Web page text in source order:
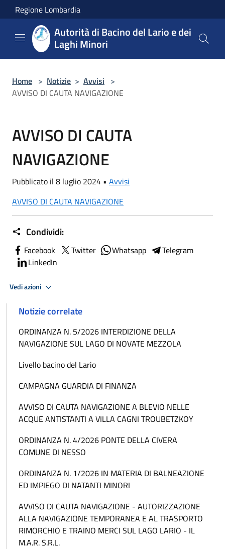
Salta al contenuto principale
Regione Lombardia
Autorità di Bacino del Lario e dei
Laghi Minori
Home > Notizie > Avvisi >
AVVISO DI CAUTA NAVIGAZIONE
AVVISO DI CAUTA
NAVIGAZIONE
Pubblicato il 8 luglio 2024 • Avvisi
AVVISO DI CAUTA NAVIGAZIONE
Condividi:
Facebook Twitter Whatsapp
Telegram
LinkedIn
Vedi azioni
Notizie correlate
ORDINANZA N. 5/2026 INTERDIZIONE DELLA
NAVIGAZIONE SUL LAGO DI NOVATE MEZZOLA
Livello bacino del Lario
CAMPAGNA GUARDIA DI FINANZA
AVVISO DI CAUTA NAVIGAZIONE A BLEVIO NELLE
ACQUE ANTISTANTI A VILLA CAGNI TROUBETZKOY
ORDINANZA N. 4/2026 PONTE DELLA CIVERA
COMUNE DI NESSO
ORDINANZA N. 1/2026 IN MATERIA DI BALNEAZIONE
ED IMPIEGO DI NATANTI MINORI
AVVISO DI CAUTA NAVIGAZIONE - AUTORIZZAZIONE
ALLA NAVIGAZIONE TEMPORANEA E AL TRASPORTO
RIMORCHIO E TRAINO MERCI SUL LAGO LARIO - IL
M.A.R. S.R.L.